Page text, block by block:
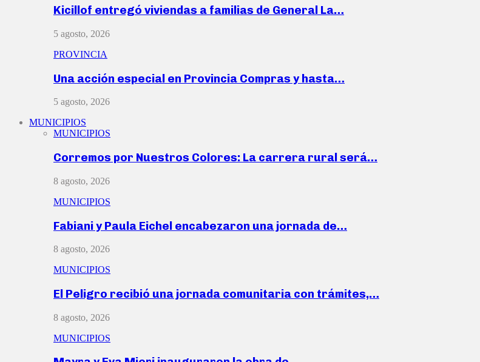
Kicillof entregó viviendas a familias de General La…
5 agosto, 2026
PROVINCIA
Una acción especial en Provincia Compras y hasta…
5 agosto, 2026
MUNICIPIOS
MUNICIPIOS
Corremos por Nuestros Colores: La carrera rural será…
8 agosto, 2026
MUNICIPIOS
Fabiani y Paula Eichel encabezaron una jornada de…
8 agosto, 2026
MUNICIPIOS
El Peligro recibió una jornada comunitaria con trámites,…
8 agosto, 2026
MUNICIPIOS